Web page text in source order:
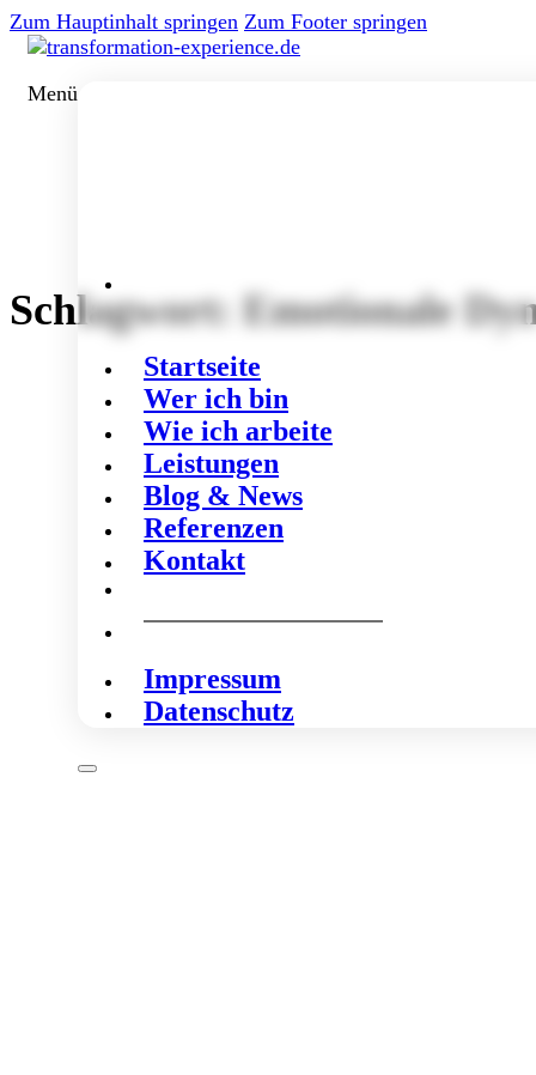
Zum Hauptinhalt springen Zum Footer springen
Menü
Startseite
Wer ich bin
Wie ich arbeite
Leistungen
Blog & News
Referenzen
Kontakt
Impressum
Datenschutz
Schlagwort: Emotionale